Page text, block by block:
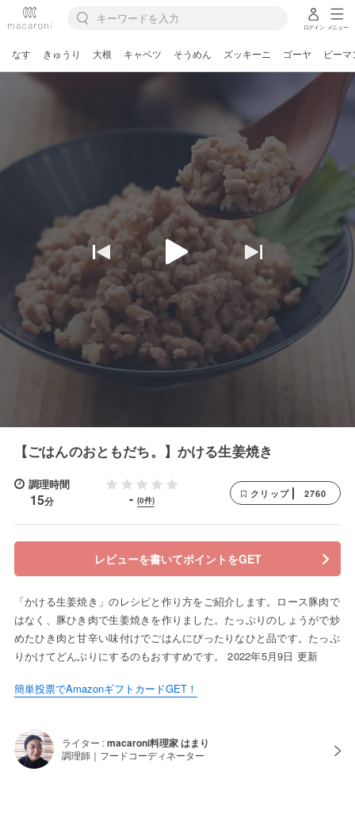
ログイン メニュー
なす きゅうり 大根 キャベツ そうめん ズッキーニ ゴーヤ ピーマ
【ごはんのおともだち。】かける生姜焼き
調理時間
15分 - (0件)
クリップ 2760
レビューを書いてポイントをGET
「かける生姜焼き」のレシピと作り方をご紹介します。ロース豚肉で
はなく、豚ひき肉で生姜焼きを作りました。たっぷりのしょうがで炒
めたひき肉と甘辛い味付けでごはんにぴったりなひと品です。たっぷ
りかけてどんぶりにするのもおすすめです。 2022年5月9日 更新
簡単投票でAmazonギフトカードGET！
ライター :macaroni料理家 はまり
調理師｜フードコーディネーター